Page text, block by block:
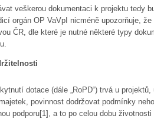
veškerou dokumentaci k projektu tedy
orgán OP VaVpI nicméně upozorňuje,
ČR, dle které je nutné některé typy
dotace (dále „RoPD“) trvá u
povinnost dodržovat podmínky
podporu[1], a to po celou dobu